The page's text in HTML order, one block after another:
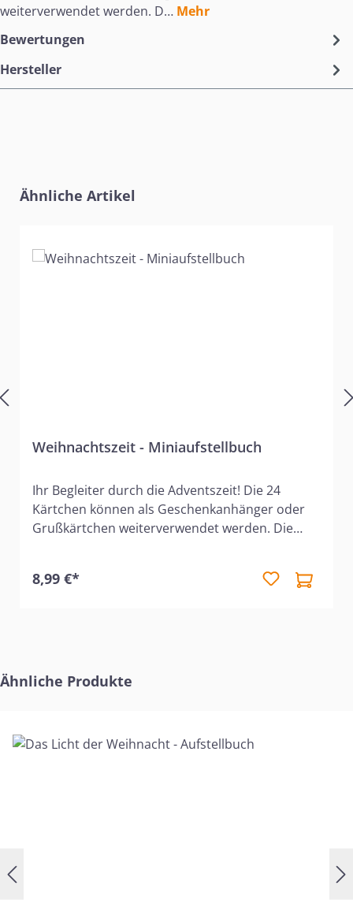
weiterverwendet werden. D… Mehr
Bewertungen
Hersteller
Produktgalerie überspringen
Ähnliche Artikel
Weihnachtszeit - Miniaufstellbuch
Ihr Begleiter durch die Adventszeit! Die 24
Kärtchen können als Geschenkanhänger oder
Grußkärtchen weiterverwendet werden. Die
Minikarten 24 Bibelverse
8,99 €*
Produktgalerie überspringen
Ähnliche Produkte